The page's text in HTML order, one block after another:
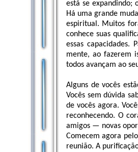
está se expandindo;
Há uma grande
espiritual. Muitos
conhece suas
essas capacidades.
mente, ao fazerem
todos avançam ao
Alguns de vocês
Vocês sem dúvida
de vocês agora.
reconhecendo. O
amigos — novas
Comecem agora
reunião. A